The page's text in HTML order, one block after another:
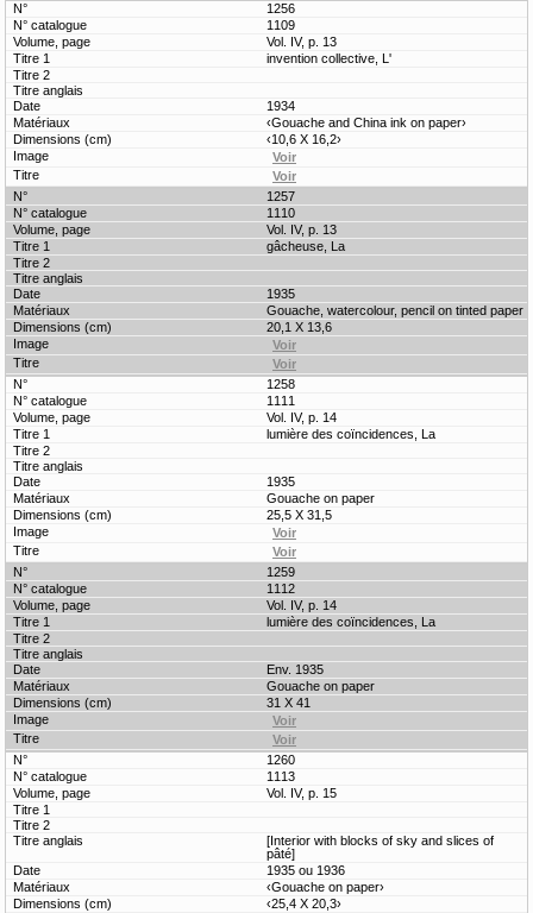
1256
1109
Vol. IV, p. 13
invention collective, L'
1934
‹Gouache and China ink on paper›
‹10,6 X 16,2›
1257
1110
Vol. IV, p. 13
gâcheuse, La
1935
Gouache, watercolour, pencil on tinted paper
20,1 X 13,6
1258
1111
Vol. IV, p. 14
lumière des coïncidences, La
1935
Gouache on paper
25,5 X 31,5
1259
1112
Vol. IV, p. 14
lumière des coïncidences, La
Env. 1935
Gouache on paper
31 X 41
1260
1113
Vol. IV, p. 15
[Interior with blocks of sky and slices of
pâté]
1935 ou 1936
‹Gouache on paper›
‹25,4 X 20,3›